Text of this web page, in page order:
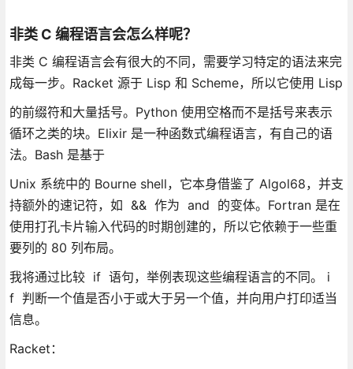
非类 C 编程语言会怎么样呢？
非类 C 编程语言会有很大的不同，需要学习特定的语法来完
成每一步。Racket 源于 Lisp 和 Scheme，所以它使用 Lisp
的前缀符和大量括号。Python 使用空格而不是括号来表示
循环之类的块。Elixir 是一种函数式编程语言，有自己的语
法。Bash 是基于
Unix 系统中的 Bourne shell，它本身借鉴了 Algol68，并支
持额外的速记符，如 && 作为 and 的变体。Fortran 是在
使用打孔卡片输入代码的时期创建的，所以它依赖于一些重
要列的 80 列布局。
我将通过比较 if 语句，举例表现这些编程语言的不同。 i
f 判断一个值是否小于或大于另一个值，并向用户打印适当
信息。
Racket：